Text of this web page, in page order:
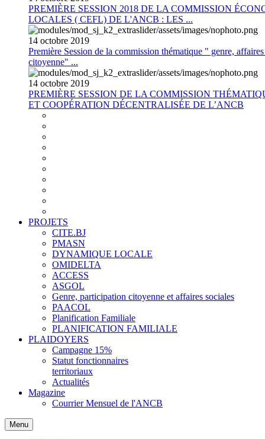
PREMIÈRE SESSION 2018 DE LA COMMISSION
LOCALES ( CEFL) DE L'ANCB : LES ...
14 octobre 2019
Première Session de la commission thématique " genre,
citoyenne" ...
14 octobre 2019
PREMIÈRE SESSION DE LA COMMISSION
ET COOPÉRATION DÉCENTRALISÉE DE L’ANCB
PROJETS
CITE.BJ
PMASN
DYNAMIQUE LOCALE
OMIDELTA
ACCESS
ASGOL
Genre, participation citoyenne et affaires sociales
PAACOL
Planification Familiale
PLANIFICATION FAMILIALE
PLAIDOYERS
Campagne 15%
Statut fonctionnaires
territoriaux
Actualités
Magazine
Courrier Mensuel de l'ANCB
Menu